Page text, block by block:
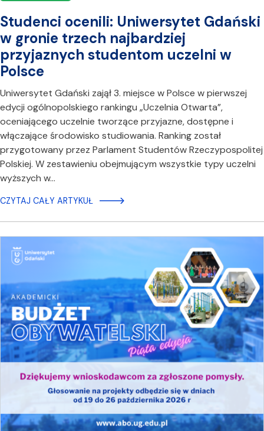
Studenci ocenili: Uniwersytet Gdański
w gronie trzech najbardziej
przyjaznych studentom uczelni w
Polsce
Uniwersytet Gdański zajął 3. miejsce w Polsce w pierwszej
edycji ogólnopolskiego rankingu „Uczelnia Otwarta”,
oceniającego uczelnie tworzące przyjazne, dostępne i
włączające środowisko studiowania. Ranking został
przygotowany przez Parlament Studentów Rzeczypospolitej
Polskiej. W zestawieniu obejmującym wszystkie typy uczelni
wyższych w…
CZYTAJ CAŁY ARTYKUŁ